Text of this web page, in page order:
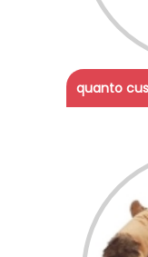
quanto